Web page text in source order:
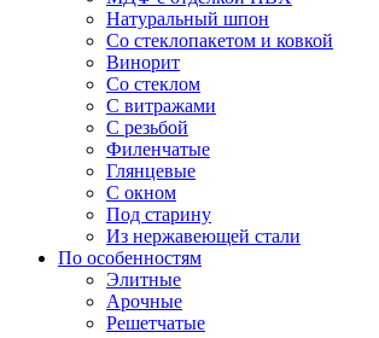
Натуральный шпон
Со стеклопакетом и ковкой
Винорит
Со стеклом
С витражами
С резьбой
Филенчатые
Глянцевые
С окном
Под старину
Из нержавеющей стали
По особенностям
Элитные
Арочные
Решетчатые